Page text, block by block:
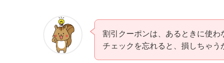
割引クーポンは、あるときに使わ
チェックを忘れると、損しちゃう